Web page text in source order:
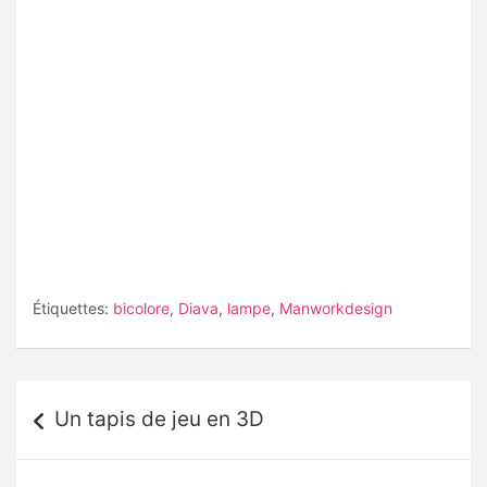
Étiquettes: bicolore, Diava, lampe, Manworkdesign
de
l’article
Un tapis de jeu en 3D